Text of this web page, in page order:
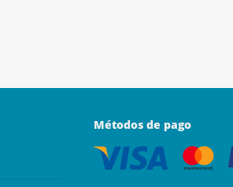
Métodos de pago